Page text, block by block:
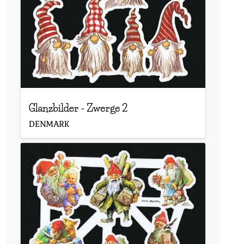
Glanzbilder - Zwerge 2
DENMARK